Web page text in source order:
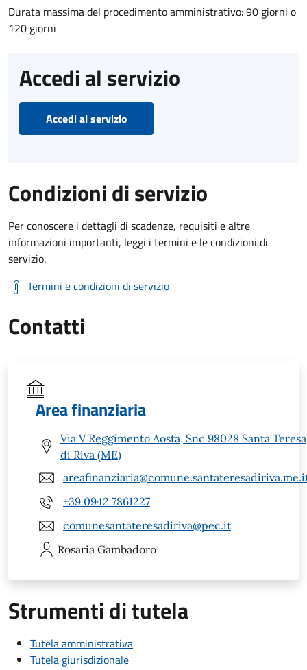
Durata massima del procedimento amministrativo: 90 giorni o
120 giorni
Accedi al servizio
Accedi al servizio
Condizioni di servizio
Per conoscere i dettagli di scadenze, requisiti e altre
informazioni importanti, leggi i termini e le condizioni di
servizio.
Termini e condizioni di servizio
Contatti
Area finanziaria
Via V Reggimento Aosta, Snc 98028 Santa Teresa
di Riva (ME)
+39 0942 7861227
comunesantateresadiriva@pec.it
Rosaria Gambadoro
Strumenti di tutela
Tutela amministrativa
Tutela giurisdizionale